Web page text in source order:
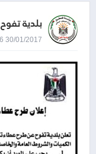
بلدية تفوح
30/01/2017 08:26 صباحاً